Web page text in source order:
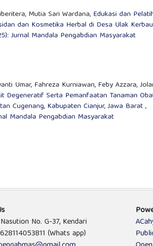
Mutia Sari Wardana, Edukasi dan
dan Kosmetika Herbal di Desa Ulak Kerbau
Jurnal Mandala Pengabdian Masyarakat
Umar, Fahreza Kurniawan, Feby Azzara,
Degeneratif Serta Pemanfaatan Tanaman
Cugenang, Kabupaten Cianjur, Jawa Barat,
Mandala Pengabdian Masyarakat
No. G-37, Kendari
(Whats app)